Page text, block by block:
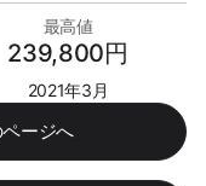
最高値
239,800円
2021年3月
ージへ